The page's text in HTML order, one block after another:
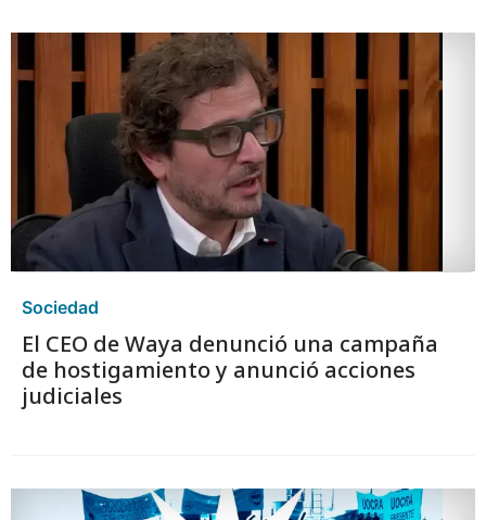
Sociedad
El CEO de Waya denunció una campaña
de hostigamiento y anunció acciones
judiciales